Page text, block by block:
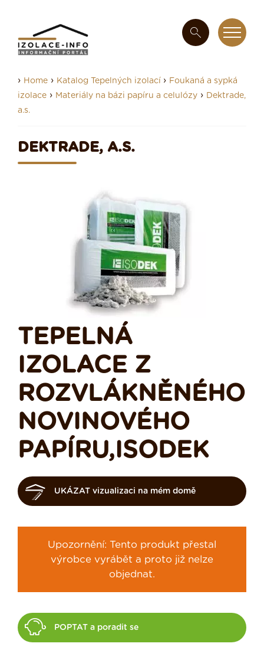
› Home › Katalog Tepelných izolací › Foukaná a sypká
izolace › Materiály na bázi papíru a celulózy › Dektrade,
a.s.
DEKTRADE, A.S.
TEPELNÁ
IZOLACE Z
ROZVLÁKNĚNÉHO
NOVINOVÉHO
PAPÍRU,ISODEK
UKÁZAT vizualizaci na mém domě
Upozornění: Tento produkt přestal
výrobce vyrábět a proto již nelze
objednat.
POPTAT a poradit se